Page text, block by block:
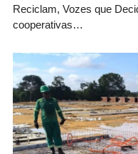
Reciclam, Vozes que
cooperativas…